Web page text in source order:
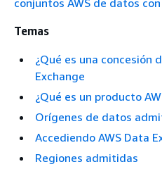
conjuntos AWS de datos
Temas
¿Qué es una concesión
Exchange
¿Qué es un producto
Orígenes de datos
Accediendo AWS Data
Regiones admitidas